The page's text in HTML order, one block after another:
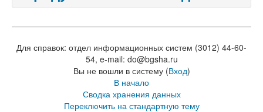
Для справок: отдел информационных систем (3012) 44-60-
54, e-mail: do@bgsha.ru
Вы не вошли в систему (Вход)
В начало
Сводка хранения данных
Переключить на стандартную тему